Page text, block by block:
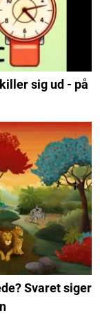
sig ud - på
Svaret siger